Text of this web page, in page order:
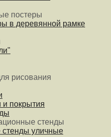
постеры
в деревянной рамке
рисования
и покрытия
стенды
уличные